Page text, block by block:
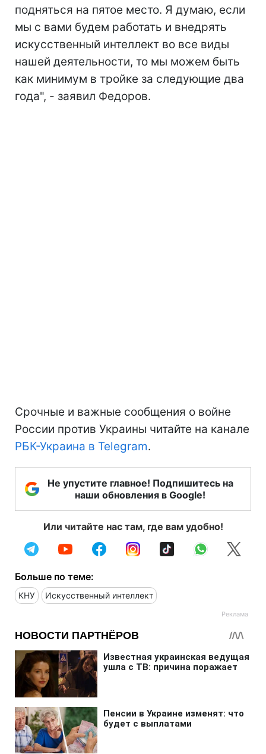
подняться на пятое место. Я думаю, если
мы с вами будем работать и внедрять
искусственный интеллект во все виды
нашей деятельности, то мы можем быть
как минимум в тройке за следующие два
года", - заявил Федоров.
Срочные и важные сообщения о войне
России против Украины читайте на канале
РБК-Украина в Telegram.
Не упустите главное! Подпишитесь на
наши обновления в Google!
Или читайте нас там, где вам удобно!
Больше по теме:
КНУ Искусственный интеллект